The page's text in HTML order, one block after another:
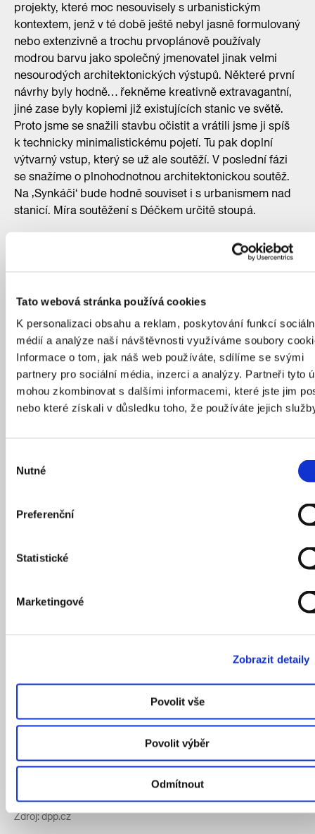
Tato webová stránka používá cookies
K personalizaci obsahu a reklam, poskytování funkcí
médií a analýze naší návštěvnosti využíváme soubory
Informace o tom, jak náš web používáte, sdílíme se svými
partnery pro sociální média, inzerci a analýzy. Partneři tyto
mohou zkombinovat s dalšími informacemi, které jste jim
nebo které získali v důsledku toho, že používáte jejich
souhlasu
Nutné
Preferenční
Statistické
Marketingové
Zobrazit detaily
Povolit vše
Povolit výběr
Odmítnout
projekty, které moc nesouvisely s urbanistickým
kontextem, jenž v té době ještě nebyl jasně formulovaný
nebo extenzivně a trochu prvoplánově používaly
modrou barvu jako společný jmenovatel jinak velmi
nesourodých architektonických výstupů. Některé první
návrhy byly hodně… řekněme kreativně extravagantní,
jiné zase byly kopiemi již existujících stanic ve světě.
Proto jsme se snažili stavbu očistit a vrátili jsme ji spíš
k technicky minimalistickému pojetí. Tu pak doplní
výtvarný vstup, který se už ale soutěží. V poslední fázi
se snažíme o plnohodnotnou architektonickou soutěž.
Na ‚Synkáči‘ bude hodně souviset i s urbanismem nad
stanicí. Míra soutěžení s Déčkem určitě stoupá.
výtvarných dílech, která byla zatím
Každý architekt každé stanice to má trochu jinak. Třeba
na Pankráci bylo hodně konkrétní zadání, ve smyslu
„tak tady je stěna a na té stěně bude něco s touhle
technologií.“ Ale na Nových Dvorech zase proběhlo
všechno jinak. Když se architekt potkal s výtvarníkem,
zjistili, že si strašně rozumí, a nakonec se výtvarné dílo
rozroste trochu i mimo stanici, přizpůsobí se mu
o všech stanicích. Pak tu máme třeba Nádraží Krč, kde
úplně nevedou.
Výtvarník Stanislav Kolíbal bude autorem geometricky pojaté
stanice Nové Dvory, multimediální Pankrác zpracuje Jakub
Nepraš a stanici Olbrachtova zase vtiskne podobu Vladimír
Kokolia.
Zdroj: dpp.cz